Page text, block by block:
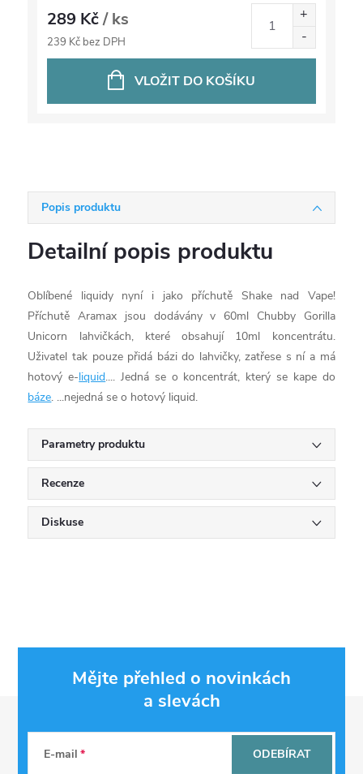
289 Kč/ ks
239 Kč bez DPH
VLOŽIT DO KOŠÍKU
Popis produktu
Detailní popis produktu
Oblíbené liquidy nyní i jako příchutě Shake nad Vape!
Příchutě Aramax jsou dodávány v 60ml Chubby Gorilla
Unicorn lahvičkách, které obsahují 10ml koncentrátu.
Uživatel tak pouze přidá bázi do lahvičky, zatřese s ní a má
hotový e-liquid.... Jedná se o koncentrát, který se kape do
báze. ...nejedná se o hotový liquid.
Parametry produktu
Recenze
Diskuse
Mějte přehled o novinkách
a slevách
E-mail ODEBÍRAT